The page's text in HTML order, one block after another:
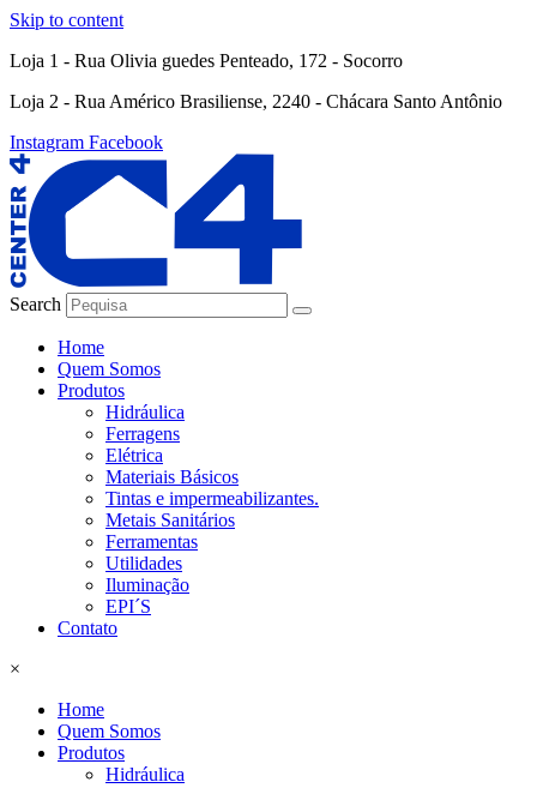
Skip to content
Loja 1 - Rua Olivia guedes Penteado, 172 - Socorro
Loja 2 - Rua Américo Brasiliense, 2240 - Chácara Santo Antônio
Instagram Facebook
Search
Home
Quem Somos
Produtos
Hidráulica
Ferragens
Elétrica
Materiais Básicos
Tintas e impermeabilizantes.
Metais Sanitários
Ferramentas
Utilidades
Iluminação
EPI´S
Contato
×
Home
Quem Somos
Produtos
Hidráulica